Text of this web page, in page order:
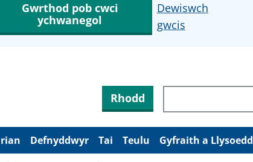
Gwrthod pob cwci
ychwanegol
Dewiswch
gwcis
Rhodd
Defnyddwyr Tai Teulu Gyfraith a Llysoedd